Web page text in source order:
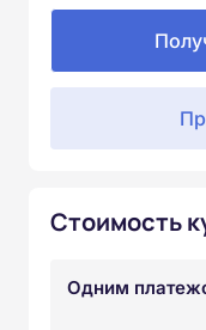
Стоимость
Одним